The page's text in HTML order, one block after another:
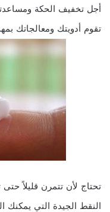
أجل تخفيف الحكة
تقوم أدويتك ومعالجاتك
تحتاج لأن تتمرن قليلاً
النقط الجيدة التي يمكنك